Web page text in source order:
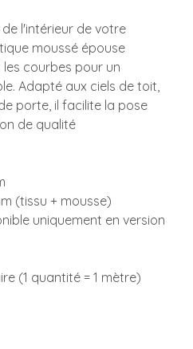
l'intérieur de votre
moussé épouse
courbes pour un
Adapté aux ciels de toit,
porte, il facilite la pose
de qualité
(tissu + mousse)
uniquement en version
(1 quantité = 1 mètre)